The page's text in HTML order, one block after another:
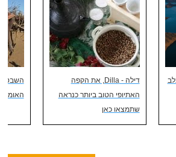
דילה - Dilla, את הקפה
האתיופי הטוב ביותר כנראה
שתמצאו כאן
האומו